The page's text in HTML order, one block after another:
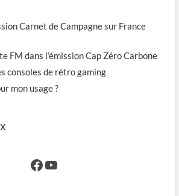
Carnet de Campagne sur France
FM dans l’émission Cap Zéro Carbone
consoles de rétro gaming
mon usage ?
Facebook
YouTube